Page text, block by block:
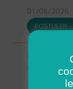
01/08/2026
POSTULER
AIDE A
06 - Alpes-
Possibilité